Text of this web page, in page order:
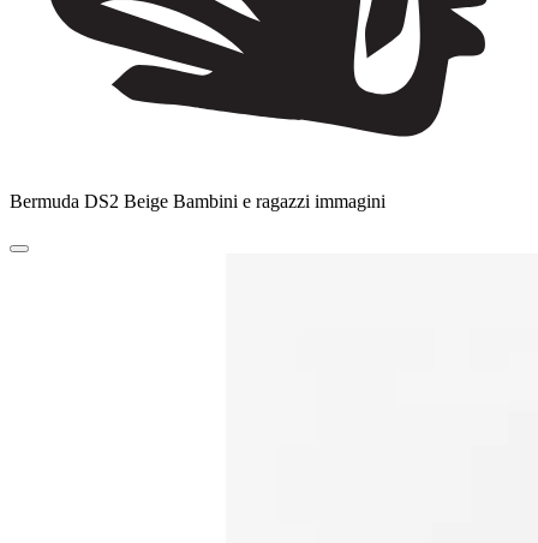
Bermuda DS2 Beige Bambini e ragazzi immagini